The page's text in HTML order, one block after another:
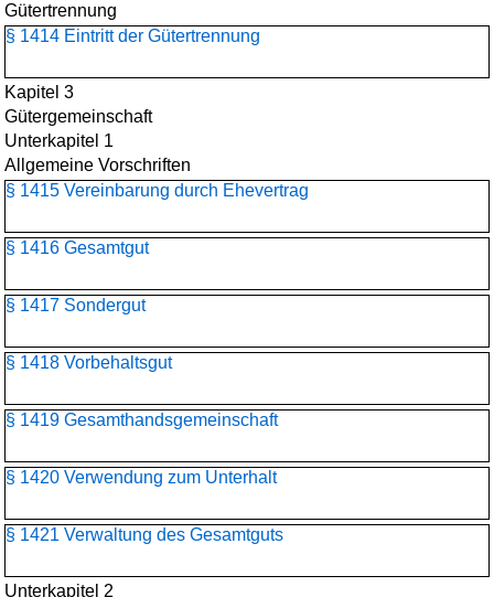
Gütertrennung
§ 1414 Eintritt der Gütertrennung
Kapitel 3
Gütergemeinschaft
Unterkapitel 1
Allgemeine Vorschriften
§ 1415 Vereinbarung durch Ehevertrag
§ 1416 Gesamtgut
§ 1417 Sondergut
§ 1418 Vorbehaltsgut
§ 1419 Gesamthandsgemeinschaft
§ 1420 Verwendung zum Unterhalt
§ 1421 Verwaltung des Gesamtguts
Unterkapitel 2